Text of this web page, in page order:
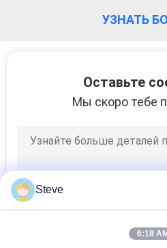
ПОЛИТИКАУЗНАТЬ
Оставьте
Мы скоро тебе
Steve
6:18 AM